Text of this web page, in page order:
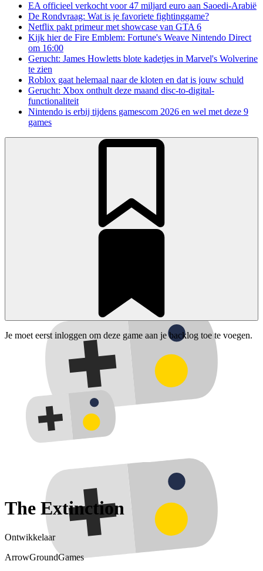
EA officieel verkocht voor 47 miljard euro aan Saoedi-Arabië
De Rondvraag: Wat is je favoriete fightinggame?
Netflix pakt primeur met showcase van GTA 6
Kijk hier de Fire Emblem: Fortune's Weave Nintendo Direct
om 16:00
Gerucht: James Howletts blote kadetjes in Marvel's Wolverine
te zien
Roblox gaat helemaal naar de kloten en dat is jouw schuld
Gerucht: Xbox onthult deze maand disc-to-digital-
functionaliteit
Nintendo is erbij tijdens gamescom 2026 en wel met deze 9
games
Je moet eerst inloggen om deze game aan je backlog toe te voegen.
The Extinction
Ontwikkelaar
ArrowGroundGames